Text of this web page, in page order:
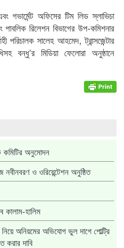
অফিসের টিম লিড স্লাভিচা
পাবলিক রিলেশন বিভাগের উপ-কমিশনার
পরিচালক সালেহ আহমেদ, ট্রান্সজেন্টার
বন্ধু’র মিডিয়া ফেলোরা অনুষ্ঠানে
কমিটির অনুমোদন
নবীনবরণ ও ওরিয়েন্টেশন অনুষ্ঠিত
কালাম-হালিম
অনিয়মের অভিযোগ ভুল দাগে পোল্ট্রি
করার দাবি